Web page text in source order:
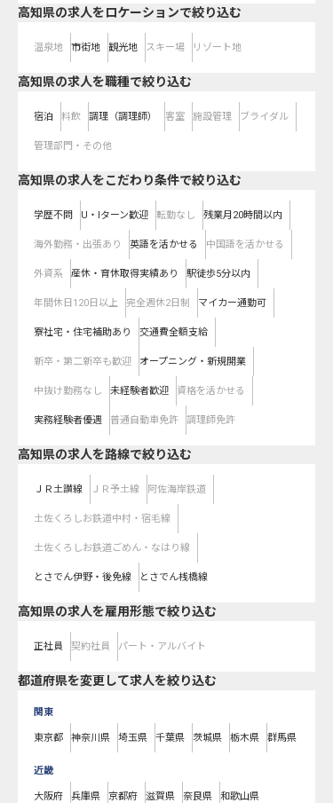
高知県の求人をロケーションで絞り込む
温泉地 市街地 観光地 スキー場 リゾート地
高知県の求人を職種で絞り込む
宿泊 料飲 調理（調理師） 客室 施設管理 ブライダル
管理部門・その他
高知県の求人をこだわり条件で絞り込む
学歴不問 U・Iターン歓迎 転勤なし 残業月20時間以内
海外勤務・出張あり 英語を活かせる 中国語を活かせる
外資系 産休・育休取得実績あり 駅徒歩5分以内
年間休日120日以上 完全週休2日制 マイカー通勤可
寮社宅・住宅補助あり 交通費全額支給
新卒・第二新卒も歓迎 オープニング・新規開業
中抜け勤務なし 未経験者歓迎 資格を活かせる
実務経験者優遇 普通自動車免許 調理師免許
高知県の求人を路線で絞り込む
ＪＲ土讃線 ＪＲ予土線 阿佐海岸鉄道
土佐くろしお鉄道中村・宿毛線
土佐くろしお鉄道ごめん・なはり線
とさでん伊野・後免線 とさでん桟橋線
高知県の求人を雇用形態で絞り込む
正社員 契約社員 パート・アルバイト
都道府県を変更して求人を絞り込む
関東
東京都 神奈川県 埼玉県 千葉県 茨城県 栃木県 群馬県
近畿
大阪府 兵庫県 京都府 滋賀県 奈良県 和歌山県